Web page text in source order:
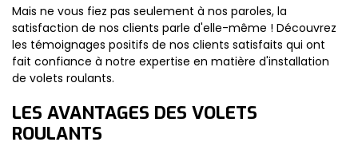
Mais ne vous fiez pas seulement à nos paroles, la
satisfaction de nos clients parle d'elle-même ! Découvrez
les témoignages positifs de nos clients satisfaits qui ont
fait confiance à notre expertise en matière d'installation
de volets roulants.
LES AVANTAGES DES VOLETS
ROULANTS